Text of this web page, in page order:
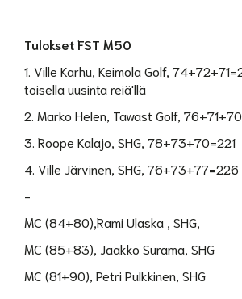
Tulokset FST M50
1. Ville Karhu, Keimola Golf,
toisella uusinta reiä'llä
2. Marko Helen, Tawast Golf,
3. Roope Kalajo, SHG, 78+73+70=221
4. Ville Järvinen, SHG, 76+73+77=226
-
MC (84+80),Rami Ulaska , SHG,
MC (85+83), Jaakko Surama, SHG
MC (81+90), Petri Pulkkinen, SHG